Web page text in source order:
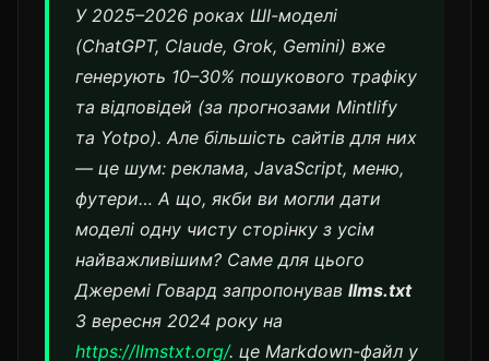
У 2025–2026 роках ШІ-моделі
(ChatGPT, Claude, Grok, Gemini) вже
генерують 10–30% пошукового трафіку
та відповідей (за прогнозами Mintlify
та Yotpo). Але більшість сайтів для них
— це шум: реклама, JavaScript, меню,
футери… А що, якби ви могли дати
моделі одну чисту сторінку з усім
найважливішим? Саме для цього
Джеремі Говард запропонував llms.txt
3 вересня 2024 року на
https://llmstxt.org/. це Markdown-файл у